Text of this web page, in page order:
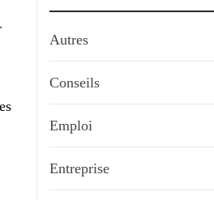
Autres
Conseils
Emploi
Entreprise